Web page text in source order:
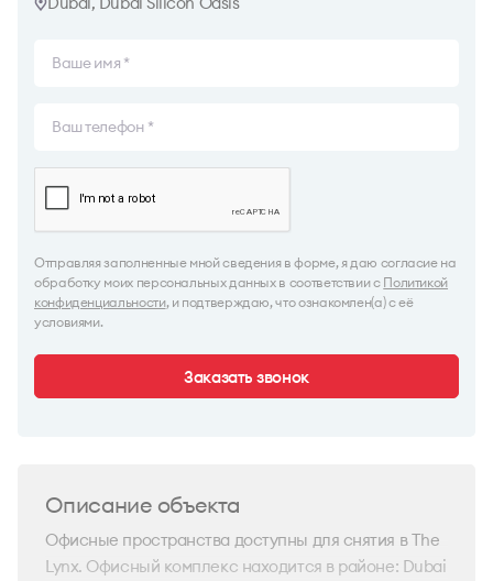
Отправляя заполненные мной сведения в форме, я даю согласие на
обработку моих персональных данных в соответствии с Политикой
конфиденциальности, и подтверждаю, что ознакомлен(а) с её
условиями.
Заказать звонок
Описание объекта
Офисные пространства доступны для снятия в The
Lynx. Офисный комплекс находится в районе: Dubai